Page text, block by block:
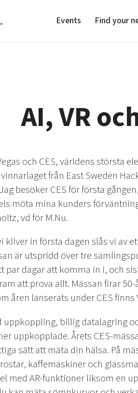
Events Find your
Things
and regions
East
Tech
Talent
of companies
Our
AI, VR
och CES, världens största
från East Sweden
besöker CES för första
möta mina kunders
vd för M.Nu.
kliver in första dagen slås vi av
är utspridd över tre
par dagar att komma in i, och
att prova allt. Mässan firar
åren lanserats under CES
uppkoppling, billig datalagring
uppkopplade. Årets CES-
sätt att mäta din hälsa. På
kaffemaskiner och
med AR-funktioner liksom en